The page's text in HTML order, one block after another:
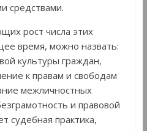
средствами.
рост числа этих
время, можно назвать:
культуры граждан,
к правам и свободам
межличностных
и правовой
судебная практика,